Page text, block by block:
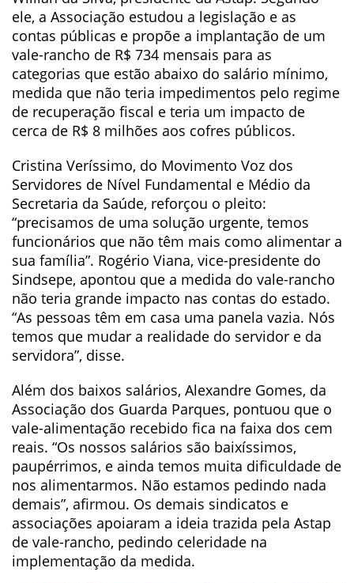
ele, a Associação estudou a legislação e as
contas públicas e propõe a implantação de um
vale-rancho de R$ 734 mensais para as
categorias que estão abaixo do salário mínimo,
medida que não teria impedimentos pelo regime
de recuperação fiscal e teria um impacto de
cerca de R$ 8 milhões aos cofres públicos.
Cristina Veríssimo, do Movimento Voz dos
Servidores de Nível Fundamental e Médio da
Secretaria da Saúde, reforçou o pleito:
“precisamos de uma solução urgente, temos
funcionários que não têm mais como alimentar a
sua família”. Rogério Viana, vice-presidente do
Sindsepe, apontou que a medida do vale-rancho
não teria grande impacto nas contas do estado.
“As pessoas têm em casa uma panela vazia. Nós
temos que mudar a realidade do servidor e da
servidora”, disse.
Além dos baixos salários, Alexandre Gomes, da
Associação dos Guarda Parques, pontuou que o
vale-alimentação recebido fica na faixa dos cem
reais. “Os nossos salários são baixíssimos,
paupérrimos, e ainda temos muita dificuldade de
nos alimentarmos. Não estamos pedindo nada
demais”, afirmou. Os demais sindicatos e
associações apoiaram a ideia trazida pela Astap
de vale-rancho, pedindo celeridade na
implementação da medida.